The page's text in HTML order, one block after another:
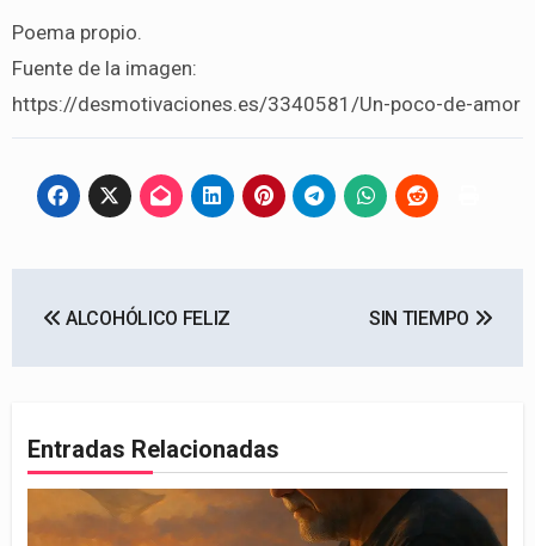
Poema propio.
Fuente de la imagen:
https://desmotivaciones.es/3340581/Un-poco-de-amor
de ALCOHÓLICO FELIZ SIN TIEMPO
Entradas Relacionadas